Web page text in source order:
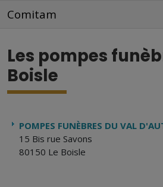
Comitam
Les pompes
Boisle
POMPES FUNÈBRES DU VAL
15 Bis rue Savons
80150 Le Boisle